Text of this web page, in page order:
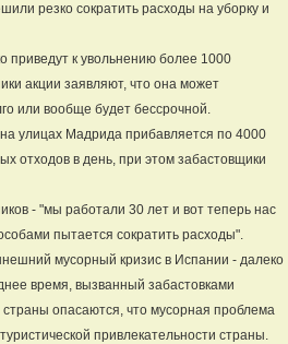
резко сократить расходы на уборку и
приведут к увольнению более 1000
акции заявляют, что она может
или вообще будет бессрочной.
улицах Мадрида прибавляется по 4000
отходов в день, при этом забастовщики
- "мы работали 30 лет и вот теперь нас
пытается сократить расходы".
мусорный кризис в Испании - далеко
время, вызванный забастовками
опасаются, что мусорная проблема
привлекательности страны.